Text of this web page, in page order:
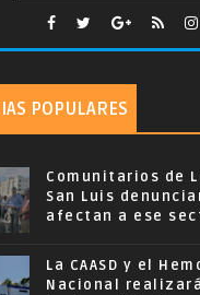
POPULARES
Comunitarios de
San Luis
afectan a ese
La CAASD y el
Nacional